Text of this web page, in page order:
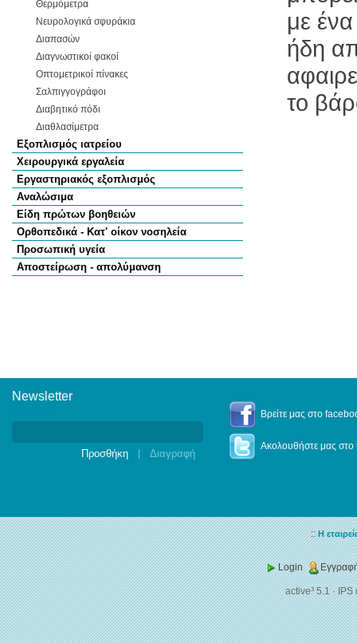
Θερμόμετρα
Νευρολογικά σφυράκια
Διαπασών
Διαγνωστικοί φακοί
Οπτομετρικοί πίνακες
Σαλπιγγογράφοι
Διαβητικό πόδι
Διαθλασίμετρα
Εξοπλισμός ιατρείου
Χειρουργικά εργαλεία
Εργαστηριακός εξοπλισμός
Αναλώσιμα
Είδη πρώτων βοηθειών
Ορθοπεδικά - Κατ' οίκον νοσηλεία
Προσωπική υγεία
Αποστείρωση - απολύμανση
με
ήδη
το
Newsletter
Βρείτε μας στο
Ακολουθήστε μας στο
::Η
Login
active³ 5.1·IPS